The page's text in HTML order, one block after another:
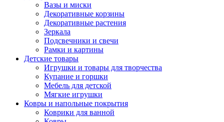
Вазы и миски
Декоративные корзины
Декоративные растения
Зеркала
Подсвечники и свечи
Рамки и картины
Детские товары
Игрушки и товары для творчества
Купание и горшки
Мебель для детской
Мягкие игрушки
Ковры и напольные покрытия
Коврики для ванной